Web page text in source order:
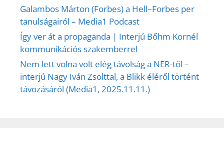
Galambos Márton (Forbes) a Hell–Forbes per
tanulságairól – Media1 Podcast
Így ver át a propaganda | Interjú Bőhm Kornél
kommunikációs szakemberrel
Nem lett volna volt elég távolság a NER-től –
interjú Nagy Iván Zsolttal, a Blikk éléről történt
távozásáról (Media1, 2025.11.11.)